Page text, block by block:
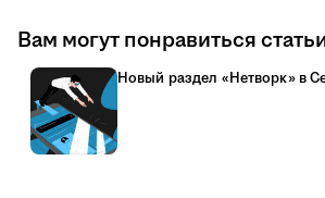
Вам могут понравиться
Новый раздел «Нетворк» в